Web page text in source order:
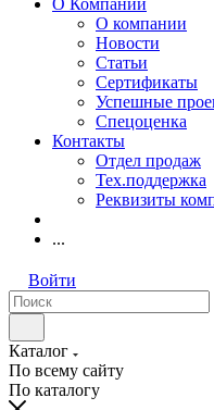
О Компании
О компании
Новости
Статьи
Сертификаты
Успешные
Спецоценка
Контакты
Отдел продаж
Тех.поддержка
Реквизиты
...
Войти
Каталог
По всему сайту
По каталогу